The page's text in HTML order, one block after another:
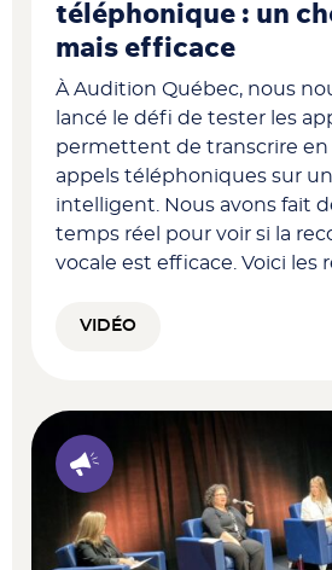
téléphonique : un
mais efficace
À Audition Québec, nous
lancé le défi de tester les
permettent de transcrire en
appels téléphoniques sur
intelligent. Nous avons fait
temps réel pour voir si la
vocale est efficace. Voici les
VIDÉO